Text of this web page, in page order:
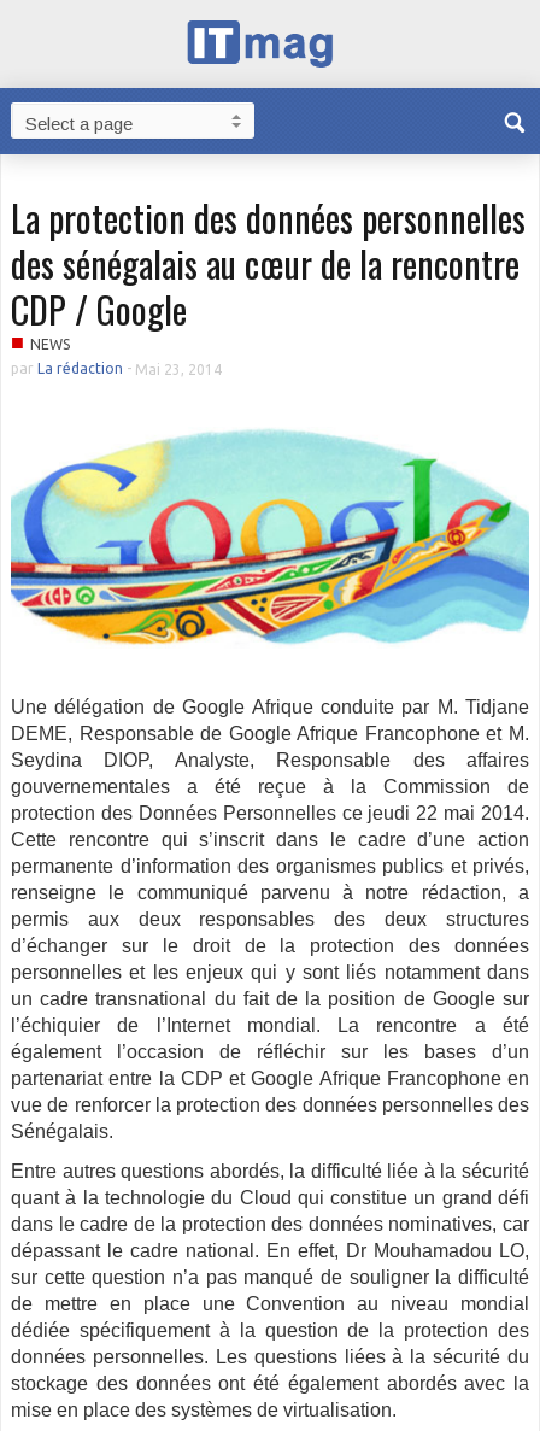
La protection des données personnelles
des sénégalais au cœur de la rencontre
CDP / Google
■ NEWS
par La rédaction - Mai 23, 2014
Une délégation de Google Afrique conduite par M. Tidjane
DEME, Responsable de Google Afrique Francophone et M.
Seydina DIOP, Analyste, Responsable des affaires
gouvernementales a été reçue à la Commission de
protection des Données Personnelles ce jeudi 22 mai 2014.
Cette rencontre qui s’inscrit dans le cadre d’une action
permanente d’information des organismes publics et privés,
renseigne le communiqué parvenu à notre rédaction, a
permis aux deux responsables des deux structures
d’échanger sur le droit de la protection des données
personnelles et les enjeux qui y sont liés notamment dans
un cadre transnational du fait de la position de Google sur
l’échiquier de l’Internet mondial. La rencontre a été
également l’occasion de réfléchir sur les bases d’un
partenariat entre la CDP et Google Afrique Francophone en
vue de renforcer la protection des données personnelles des
Sénégalais.
Entre autres questions abordés, la difficulté liée à la sécurité
quant à la technologie du Cloud qui constitue un grand défi
dans le cadre de la protection des données nominatives, car
dépassant le cadre national. En effet, Dr Mouhamadou LO,
sur cette question n’a pas manqué de souligner la difficulté
de mettre en place une Convention au niveau mondial
dédiée spécifiquement à la question de la protection des
données personnelles. Les questions liées à la sécurité du
stockage des données ont été également abordés avec la
mise en place des systèmes de virtualisation.